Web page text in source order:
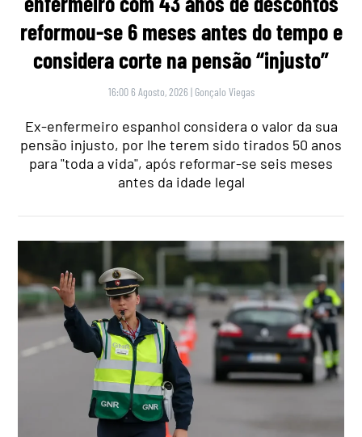
reformou-se 6 meses antes do tempo e
considera corte na pensão “injusto”
16:00 6 Agosto, 2026 | Gonçalo Viegas
Ex-enfermeiro espanhol considera o valor da sua
pensão injusto, por lhe terem sido tirados 50 anos
para "toda a vida", após reformar-se seis meses
antes da idade legal